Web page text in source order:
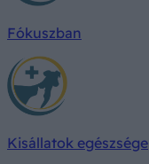
Fókuszban
Kisállatok egészsége